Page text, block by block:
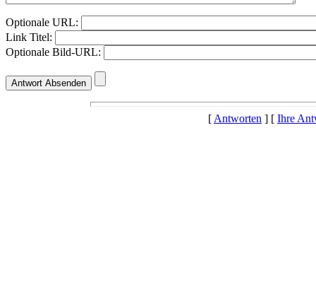
Optionale URL:
Link Titel:
Optionale Bild-URL:
[Antworten ] [ Ihre